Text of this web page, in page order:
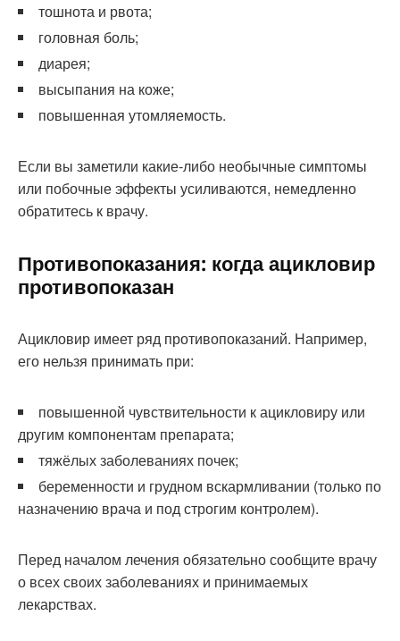
тошнота и рвота;
головная боль;
диарея;
высыпания на коже;
повышенная утомляемость.
Если вы заметили какие-либо необычные симптомы
или побочные эффекты усиливаются, немедленно
обратитесь к врачу.
Противопоказания: когда ацикловир
противопоказан
Ацикловир имеет ряд противопоказаний. Например,
его нельзя принимать при:
повышенной чувствительности к ацикловиру или
другим компонентам препарата;
тяжёлых заболеваниях почек;
беременности и грудном вскармливании (только по
назначению врача и под строгим контролем).
Перед началом лечения обязательно сообщите врачу
о всех своих заболеваниях и принимаемых
лекарствах.